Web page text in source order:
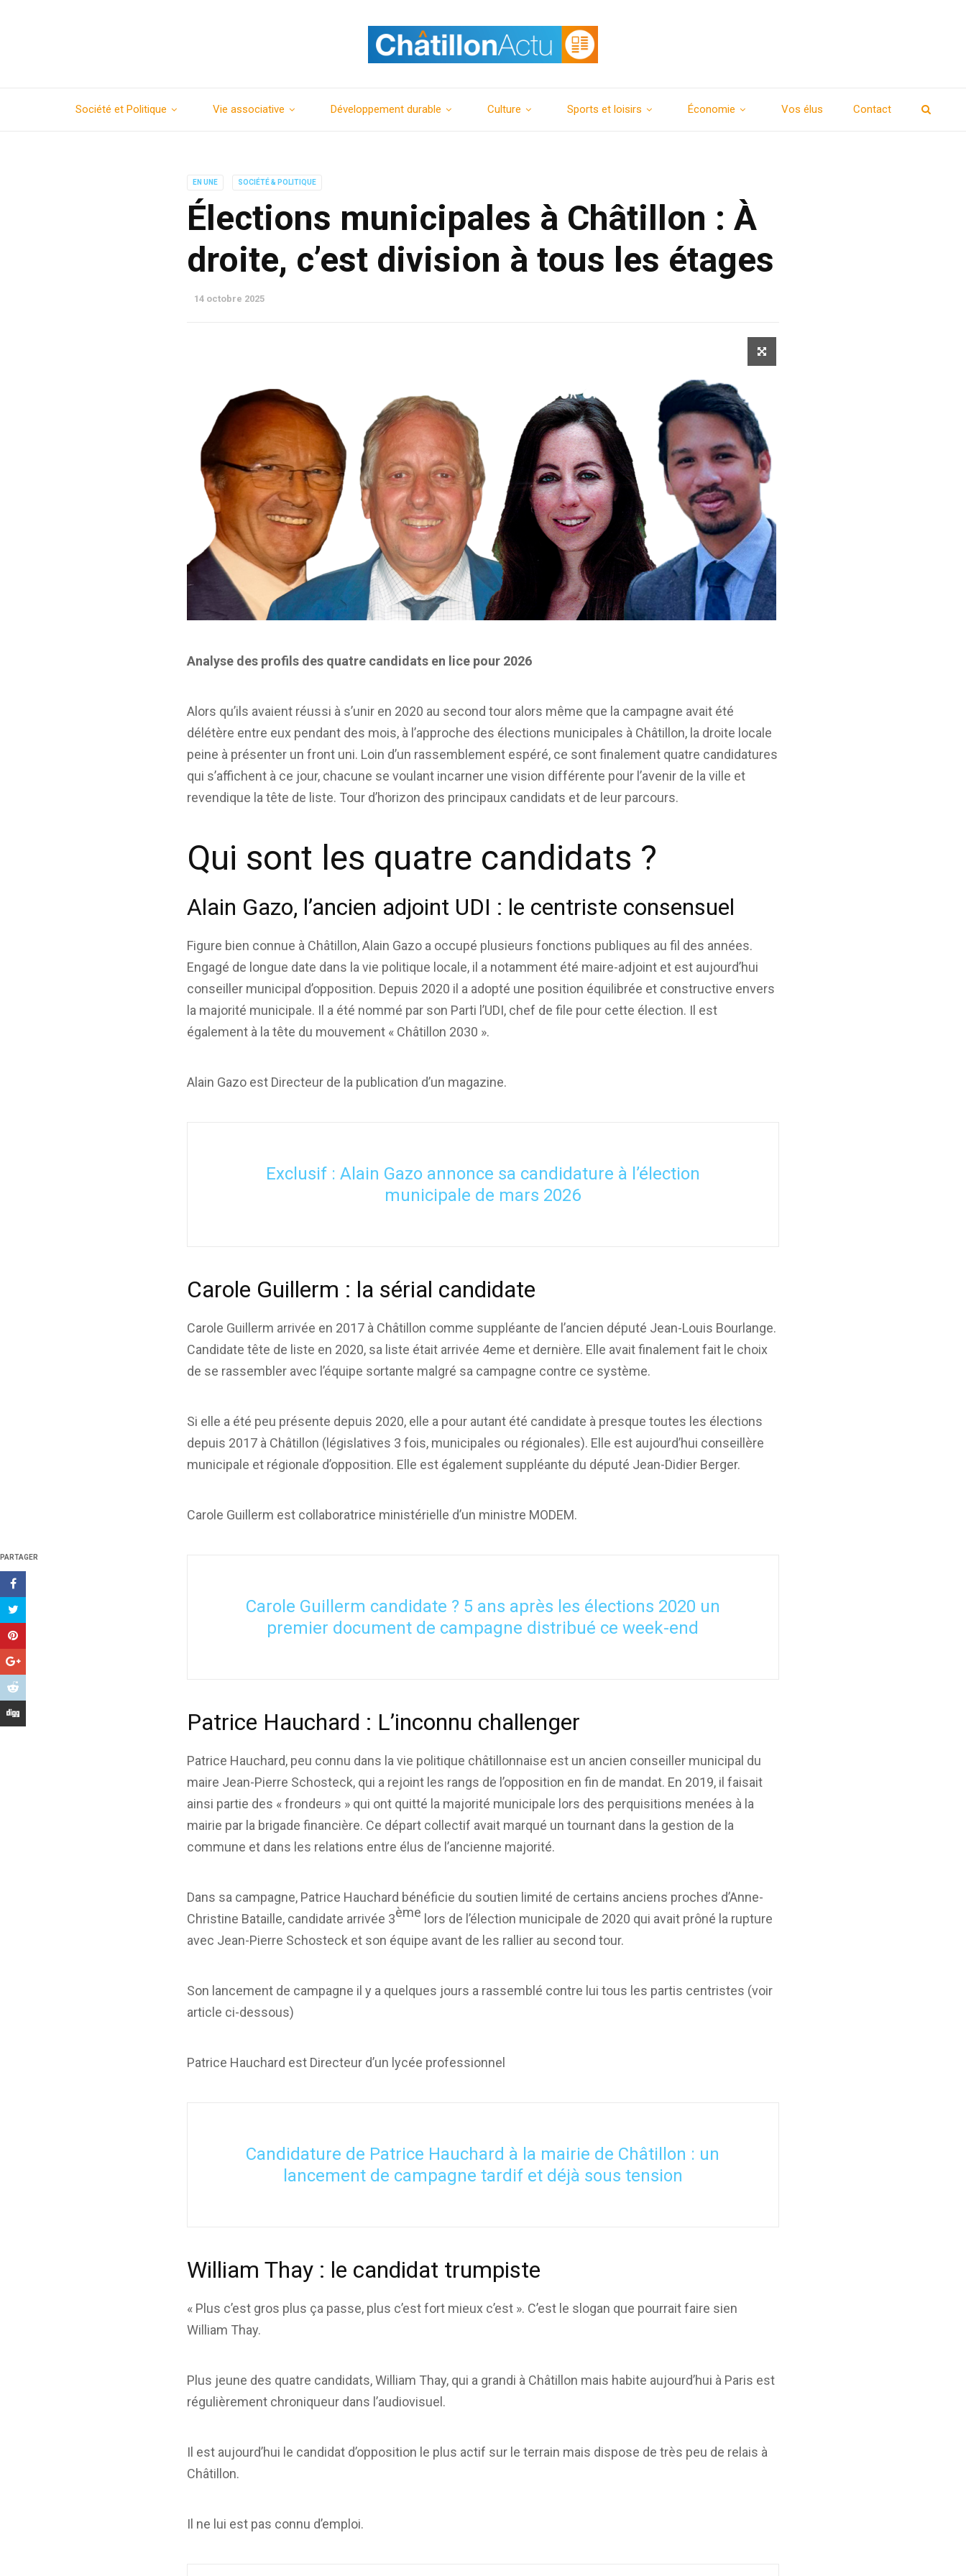
Société et Politique Vie associative Développement durable Culture Sports et loisirs Économie Vos élus Contact
EN UNE SOCIÉTÉ & POLITIQUE
Élections municipales à Châtillon : À
droite, c’est division à tous les étages
14 octobre 2025
PARTAGER
Analyse des profils des quatre candidats en lice pour 2026
Alors qu’ils avaient réussi à s’unir en 2020 au second tour alors même que la campagne avait été
délétère entre eux pendant des mois, à l’approche des élections municipales à Châtillon, la droite locale
peine à présenter un front uni. Loin d’un rassemblement espéré, ce sont finalement quatre candidatures
qui s’affichent à ce jour, chacune se voulant incarner une vision différente pour l’avenir de la ville et
revendique la tête de liste. Tour d’horizon des principaux candidats et de leur parcours.
Qui sont les quatre candidats ?
Alain Gazo, l’ancien adjoint UDI : le centriste consensuel
Figure bien connue à Châtillon, Alain Gazo a occupé plusieurs fonctions publiques au fil des années.
Engagé de longue date dans la vie politique locale, il a notamment été maire-adjoint et est aujourd’hui
conseiller municipal d’opposition. Depuis 2020 il a adopté une position équilibrée et constructive envers
la majorité municipale. Il a été nommé par son Parti l’UDI, chef de file pour cette élection. Il est
également à la tête du mouvement « Châtillon 2030 ».
Alain Gazo est Directeur de la publication d’un magazine.
Exclusif : Alain Gazo annonce sa candidature à l’élection
municipale de mars 2026
Carole Guillerm : la sérial candidate
Carole Guillerm arrivée en 2017 à Châtillon comme suppléante de l’ancien député Jean-Louis Bourlange.
Candidate tête de liste en 2020, sa liste était arrivée 4eme et dernière. Elle avait finalement fait le choix
de se rassembler avec l’équipe sortante malgré sa campagne contre ce système.
Si elle a été peu présente depuis 2020, elle a pour autant été candidate à presque toutes les élections
depuis 2017 à Châtillon (législatives 3 fois, municipales ou régionales). Elle est aujourd’hui conseillère
municipale et régionale d’opposition. Elle est également suppléante du député Jean-Didier Berger.
Carole Guillerm est collaboratrice ministérielle d’un ministre MODEM.
Carole Guillerm candidate ? 5 ans après les élections 2020 un
premier document de campagne distribué ce week-end
Patrice Hauchard : L’inconnu challenger
Patrice Hauchard, peu connu dans la vie politique châtillonnaise est un ancien conseiller municipal du
maire Jean-Pierre Schosteck, qui a rejoint les rangs de l’opposition en fin de mandat. En 2019, il faisait
ainsi partie des « frondeurs » qui ont quitté la majorité municipale lors des perquisitions menées à la
mairie par la brigade financière. Ce départ collectif avait marqué un tournant dans la gestion de la
commune et dans les relations entre élus de l’ancienne majorité.
Dans sa campagne, Patrice Hauchard bénéficie du soutien limité de certains anciens proches d’Anne-
Christine Bataille, candidate arrivée 3ème lors de l’élection municipale de 2020 qui avait prôné la rupture
avec Jean-Pierre Schosteck et son équipe avant de les rallier au second tour.
Son lancement de campagne il y a quelques jours a rassemblé contre lui tous les partis centristes (voir
article ci-dessous)
Patrice Hauchard est Directeur d’un lycée professionnel
Candidature de Patrice Hauchard à la mairie de Châtillon : un
lancement de campagne tardif et déjà sous tension
William Thay : le candidat trumpiste
« Plus c’est gros plus ça passe, plus c’est fort mieux c’est ». C’est le slogan que pourrait faire sien
William Thay.
Plus jeune des quatre candidats, William Thay, qui a grandi à Châtillon mais habite aujourd’hui à Paris est
régulièrement chroniqueur dans l’audiovisuel.
Il est aujourd’hui le candidat d’opposition le plus actif sur le terrain mais dispose de très peu de relais à
Châtillon.
Il ne lui est pas connu d’emploi.